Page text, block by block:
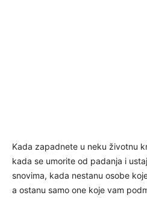
Kada zapadnete u neku životnu
kada se umorite od padanja i
snovima, kada nestanu osobe
a ostanu samo one koje vam